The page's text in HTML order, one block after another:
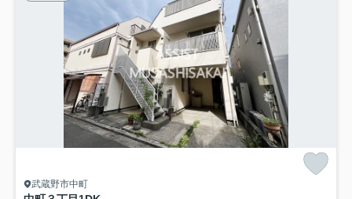
武蔵野市中町